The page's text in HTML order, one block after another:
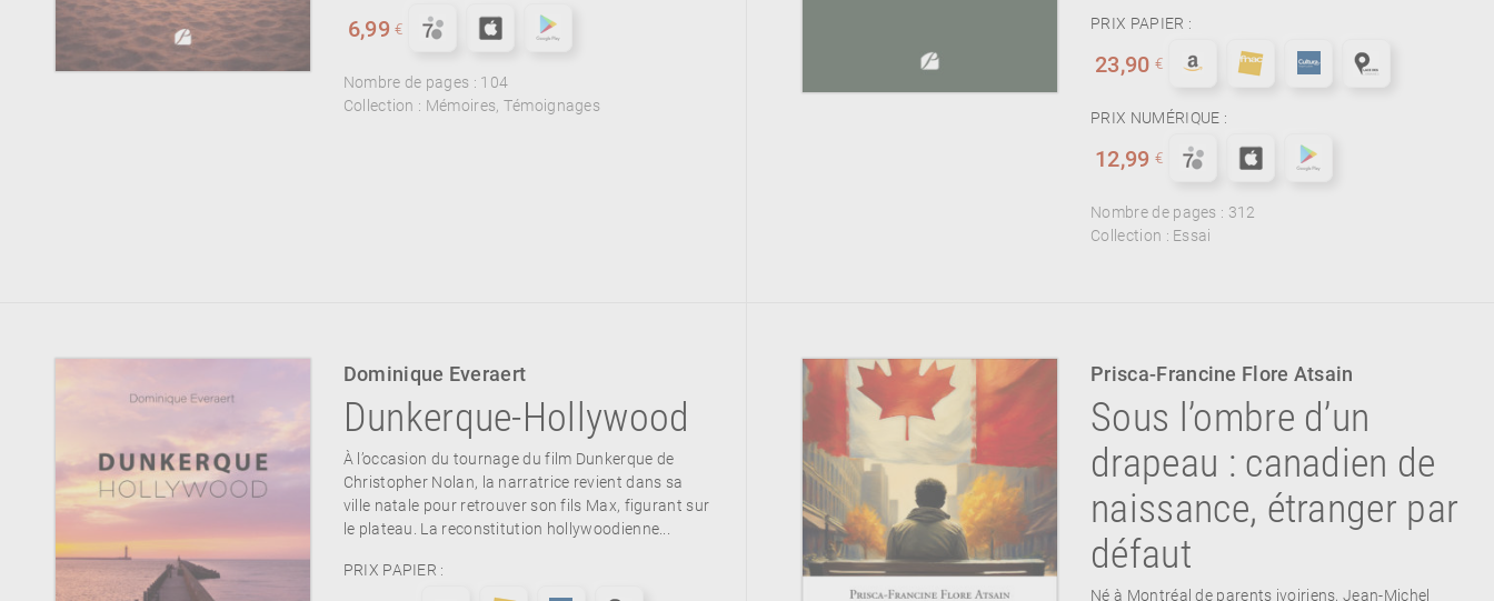
6,99 €
Nombre de pages : 104
Collection : Mémoires, Témoignages
PRIX PAPIER :
23,90 €
PRIX NUMÉRIQUE :
12,99 €
Nombre de pages : 312
Collection : Essai
Dominique Everaert
Dunkerque-Hollywood
À l’occasion du tournage du film Dunkerque de
Christopher Nolan, la narratrice revient dans sa
ville natale pour retrouver son fils Max, figurant sur
le plateau. La reconstitution hollywoodienne...
PRIX PAPIER :
Prisca-Francine Flore Atsain
Sous l’ombre d’un
drapeau : canadien de
naissance, étranger par
défaut
Né à Montréal de parents ivoiriens, Jean-Michel